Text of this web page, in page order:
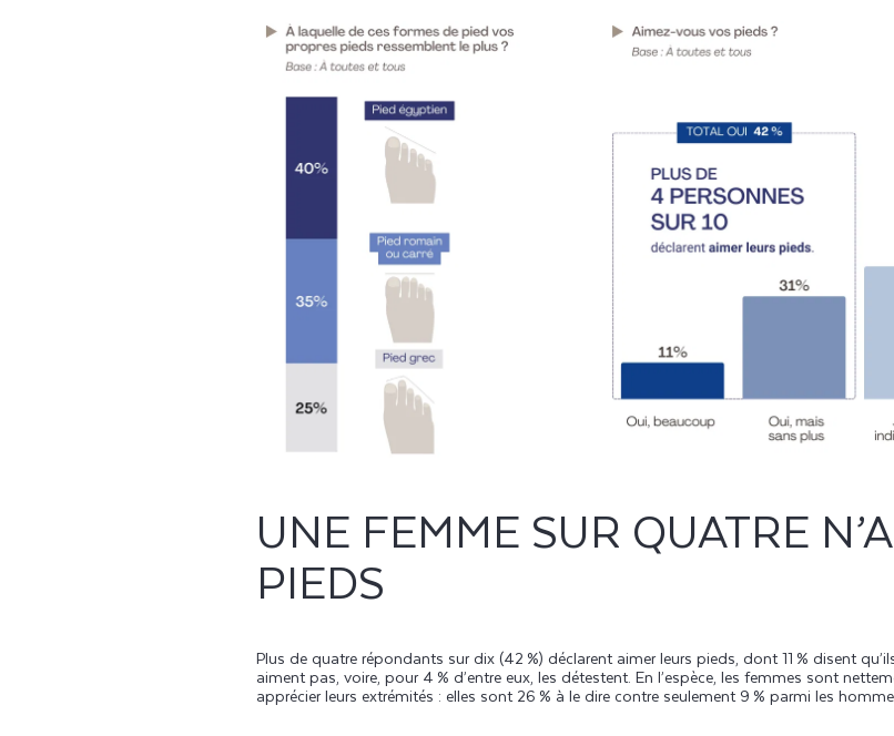
UNE FEMME SUR QUATRE
PIEDS
Plus de quatre répondants sur dix (42 %) déclarent aimer leurs pieds, dont 11 % disent
aiment pas, voire, pour 4 % d’entre eux, les détestent. En l’espèce, les femmes sont
apprécier leurs extrémités : elles sont 26 % à le dire contre seulement 9 % parmi les